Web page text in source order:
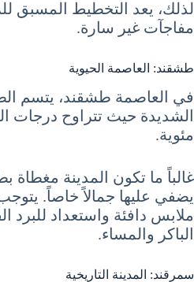
لذلك، يعد التخطيط المسبق
مفاجآت غير سارة.
طشقند: العاصمة الحيوية
في العاصمة طشقند، يتسم
مئوية.
غالباً ما تكون المدينة مغطاة
يضفي عليها جمالاً خاصاً.
ملابس دافئة واستعداد
الباكر والمساء.
سمرقند: المدينة التاريخية